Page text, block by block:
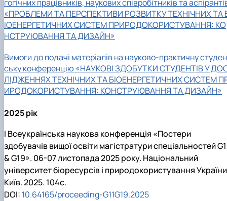
Рейтингові списки
гогічних працівників, наукових співробітників та
«ПРОБЛЕМИ ТА ПЕРСПЕКТИВИ РОЗВИТКУ ТЕХНІЧНИХ ТА
ІОЕНЕРГЕТИЧНИХ СИСТЕМ ПРИРОДОКОРИСТУВАННЯ: КО
НСТРУЮВАННЯ ТА ДИЗАЙН»
Вимоги до подачі матеріалів на науково-практичну
ську конференцію «НАУКОВІ ЗДОБУТКИ СТУДЕНТІВ У
ЛІДЖЕННЯХ ТЕХНІЧНИХ ТА БІОЕНЕРГЕТИЧНИХ СИСТЕМ
ИРОДОКОРИСТУВАННЯ: КОНСТРУЮВАННЯ ТА ДИЗАЙН»
2025 рік
І Всеукраїнська наукова конференція «Постери
здобувачів вищої освіти магістратури спеціальностей
& G19». 06-07 листопада 2025 року. Національний
університет біоресурсів і природокористування
Київ. 2025. 104с.
DOI: 10.64165/proceeding-G11G19.2025